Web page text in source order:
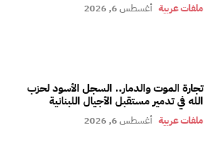
ملفات عربية أغسطس 6, 2026
تجارة الموت والدمار.. السجل الأسود لحزب
الله في تدمير مستقبل الأجيال اللبنانية
ملفات عربية أغسطس 6, 2026